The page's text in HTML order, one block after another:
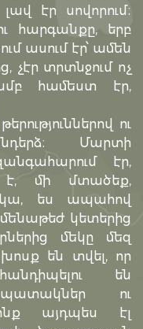
էր սովորում։
հարգանքը, երբ
ասում էր՝ ամեն
չէր տրտնջում ոչ
համեստ էր,
ու
Մարտի
էր,
է, մի մտածեք,
ես ապահով
կետերից
մեկը մեզ
են տվել, որ
են
ու
այդպես էլ